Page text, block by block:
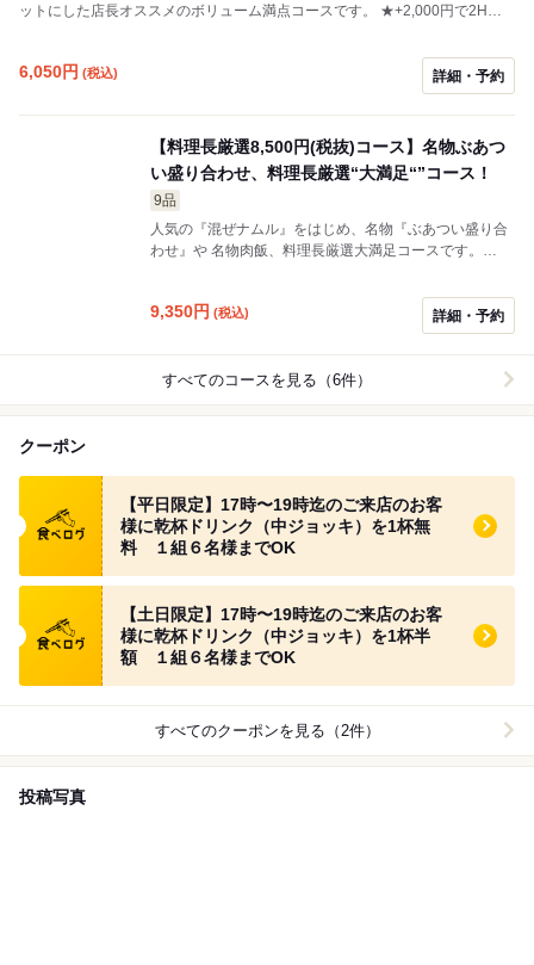
ットにした店長オススメのボリューム満点コースです。 ★+2,000円で2H飲
6,050円 (税込) 詳細・予約
【料理長厳選8,500円(税抜)コース】名物ぶあつ
い盛り合わせ、料理長厳選“大満足“”コース！
9品
人気の『混ぜナムル』をはじめ、名物『ぶあつい盛り合
わせ』や 名物肉飯、料理長厳選大満足コースです。
9,350円 (税込) 詳細・予約
すべてのコースを見る（6件）
クーポン
食べログ クーポン
【平日限定】17時〜19時迄のご来店のお客
様に乾杯ドリンク（中ジョッキ）を1杯無
料 １組６名様までOK
食べログ クーポン
【土日限定】17時〜19時迄のご来店のお客
様に乾杯ドリンク（中ジョッキ）を1杯半
額 １組６名様までOK
すべてのクーポンを見る（2件）
投稿写真